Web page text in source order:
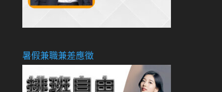
暑假兼職兼差應徵